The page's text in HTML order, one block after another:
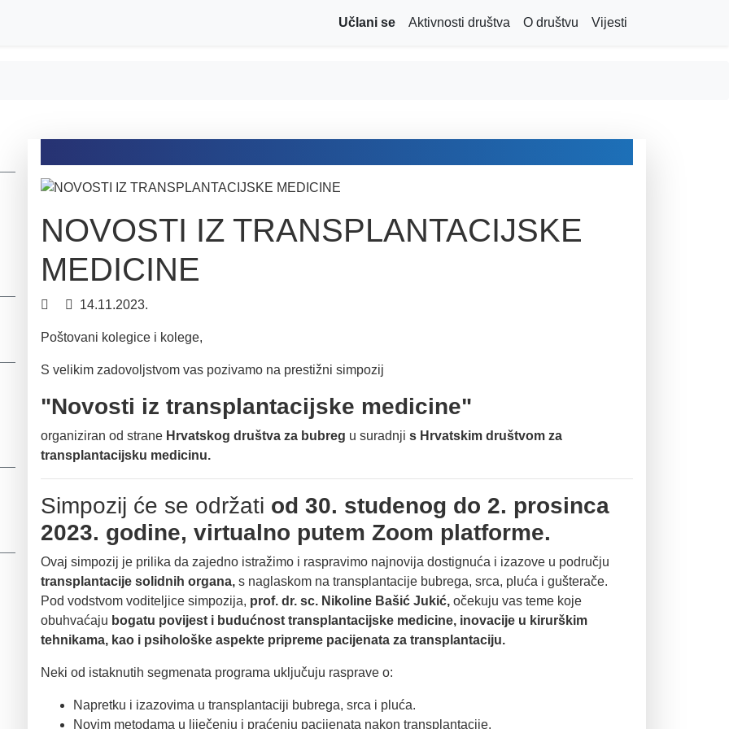
Učlani se Aktivnosti društva O društvu Vijesti
NOVOSTI IZ TRANSPLANTACIJSKE
MEDICINE
14.11.2023.
Poštovani kolegice i kolege,
S velikim zadovoljstvom vas pozivamo na prestižni simpozij
"Novosti iz transplantacijske medicine"
organiziran od strane Hrvatskog društva za bubreg u suradnji s Hrvatskim društvom za
transplantacijsku medicinu.
Simpozij će se održati od 30. studenog do 2. prosinca
2023. godine, virtualno putem Zoom platforme.
Ovaj simpozij je prilika da zajedno istražimo i raspravimo najnovija dostignuća i izazove u području
transplantacije solidnih organa,s naglaskom na transplantacije bubrega, srca, pluća i gušterače.
Pod vodstvom voditeljice simpozija, prof. dr. sc. Nikoline Bašić Jukić,očekuju vas teme koje
obuhvaćaju bogatu povijest i budućnost transplantacijske medicine, inovacije u kirurškim
tehnikama, kao i psihološke aspekte pripreme pacijenata za transplantaciju.
Neki od istaknutih segmenata programa uključuju rasprave o:
Napretku i izazovima u transplantaciji bubrega, srca i pluća.
Novim metodama u liječenju i praćenju pacijenata nakon transplantacije.